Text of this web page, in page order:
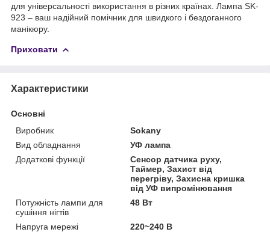
для універсальності використання в різних країнах. Лампа SK-
923 – ваш надійний помічник для швидкого і бездоганного
манікюру.
Приховати
Характеристики
Основні
Виробник
Sokany
Вид обладнання
УФ лампа
Додаткові функції
Сенсор датчика руху,
Таймер, Захист від
перегріву, Захисна кришка
від УФ випромінювання
Потужність лампи для
сушіння нігтів
48 Вт
Напруга мережі
220~240 В